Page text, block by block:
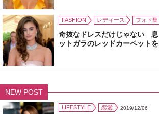
FASHION レディース フォト集
奇抜なドレスだけじゃない 息
ットガラのレッドカーペット
NEW POST
LIFESTYLE 恋愛 2019/12/06